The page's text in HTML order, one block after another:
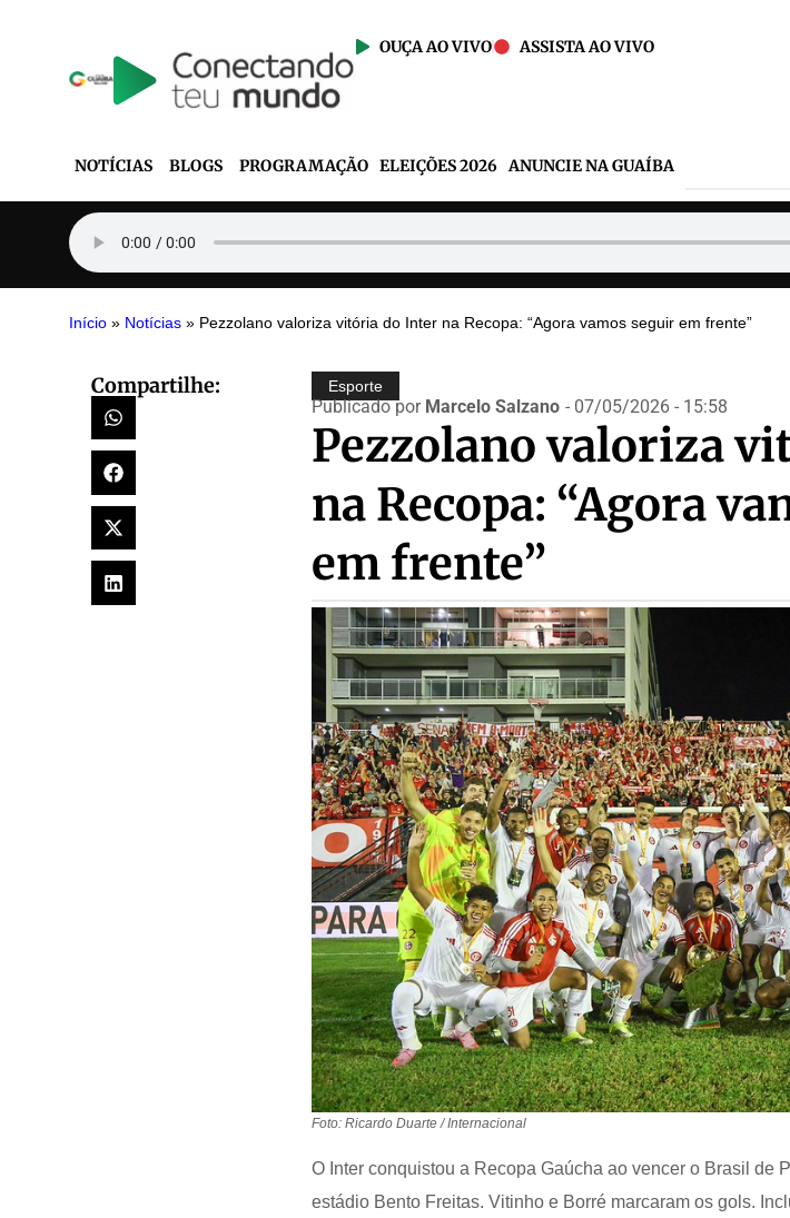
OUÇA AO VIVO ASSISTA AO VIVO
NOTÍCIAS BLOGS PROGRAMAÇÃO ELEIÇÕES 2026 ANUNCIE NA GUAÍBA
Início » Notícias » Pezzolano valoriza vitória do Inter na Recopa: “Agora vamos seguir em frente”
Compartilhe: Esporte
Publicado porMarcelo Salzano - 07/05/2026 - 15:58
Pezzolano valoriza
na Recopa: “Agora
em frente”
Foto: Ricardo Duarte / Internacional
O Inter conquistou a Recopa Gaúcha ao vencer o Brasil de
estádio Bento Freitas. Vitinho e Borré marcaram os gols.